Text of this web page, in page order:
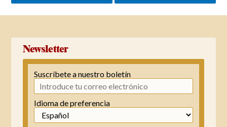
Newsletter
Suscríbete a nuestro boletín
Idioma de preferencia